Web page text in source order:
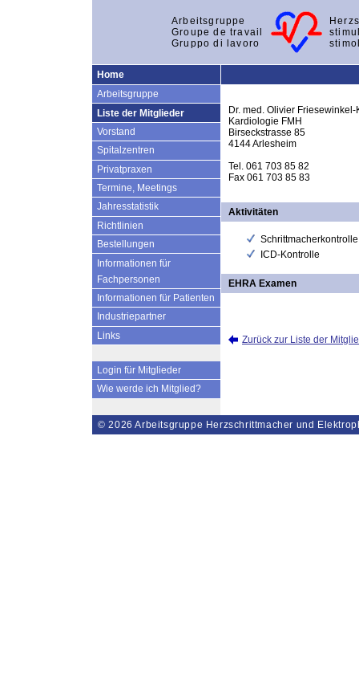
Arbeitsgruppe
Groupe de travail
Gruppo di lavoro
Home
Arbeitsgruppe
Liste der Mitglieder
Vorstand
Spitalzentren
Privatpraxen
Termine, Meetings
Jahresstatistik
Richtlinien
Bestellungen
Informationen für
Fachpersonen
Informationen für Patienten
Industriepartner
Links
Login für Mitglieder
Wie werde ich Mitglied?
Dr. med. Olivier Friesewinkel-
Kardiologie FMH
Birseckstrasse 85
4144 Arlesheim
Tel. 061 703 85 82
Fax 061 703 85 83
Aktivitäten
Schrittmacherkontrolle
ICD-Kontrolle
EHRA Examen
Zurück zur Liste der
© 2026 Arbeitsgruppe Herzschrittmacher und